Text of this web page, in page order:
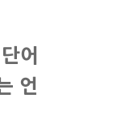
어
언